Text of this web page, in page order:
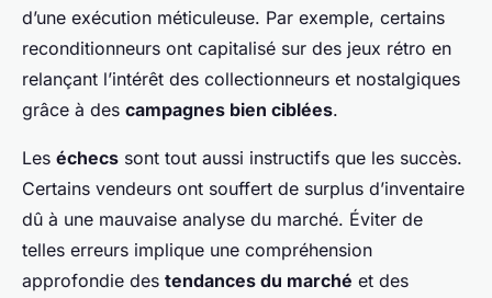
d’une exécution méticuleuse. Par exemple, certains
reconditionneurs ont capitalisé sur des jeux rétro en
relançant l’intérêt des collectionneurs et nostalgiques
grâce à des campagnes bien ciblées.
Les échecs sont tout aussi instructifs que les succès.
Certains vendeurs ont souffert de surplus d’inventaire
dû à une mauvaise analyse du marché. Éviter de
telles erreurs implique une compréhension
approfondie des tendances du marché et des